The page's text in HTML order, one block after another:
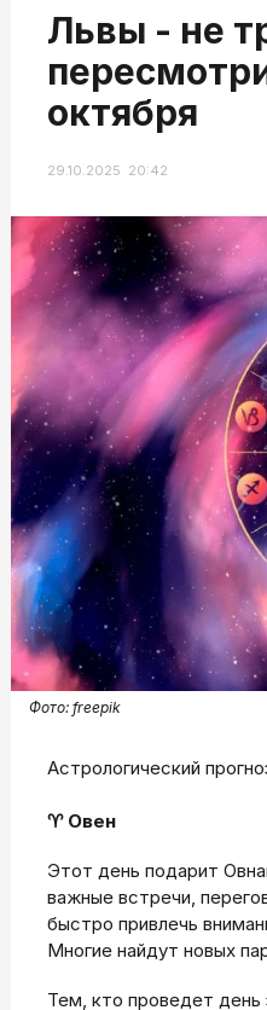
Львы - не
октября
29.10.2025 20:42
Фото: freepik
Астрологический
♈ Овен
Этот день подарит
важные встречи,
быстро привлечь
Многие найдут новых
Тем, кто проведет